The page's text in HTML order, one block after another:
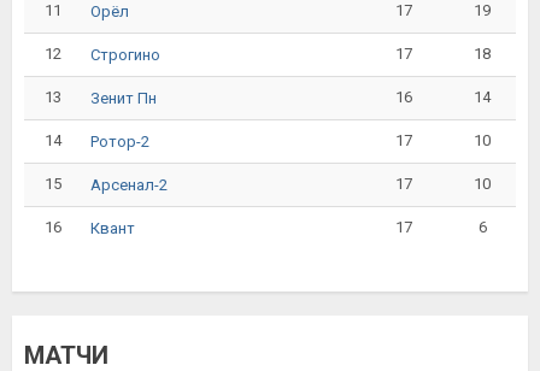
11 Орёл 17 19
12 Строгино 17 18
13 Зенит Пн 16 14
14 Ротор-2 17 10
15 Арсенал-2 17 10
16 Квант 17 6
МАТЧИ